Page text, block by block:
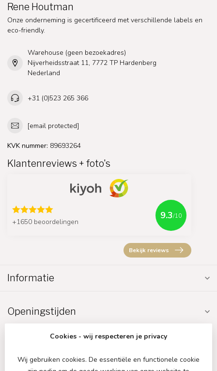
Rene Houtman
Onze onderneming is gecertificeerd met verschillende labels en
eco-friendly.
Warehouse (geen bezoekadres)
Nijverheidsstraat 11, 7772 TP Hardenberg
Nederland
+31 (0)523 265 366
[email protected]
KVK nummer: 89693264
Klantenreviews + foto's
+1650 beoordelingen
9.3/10
Bekijk reviews
Informatie
Openingstijden
Cookies - wij respecteren je privacy
Wij gebruiken cookies. De essentiële en functionele cookie